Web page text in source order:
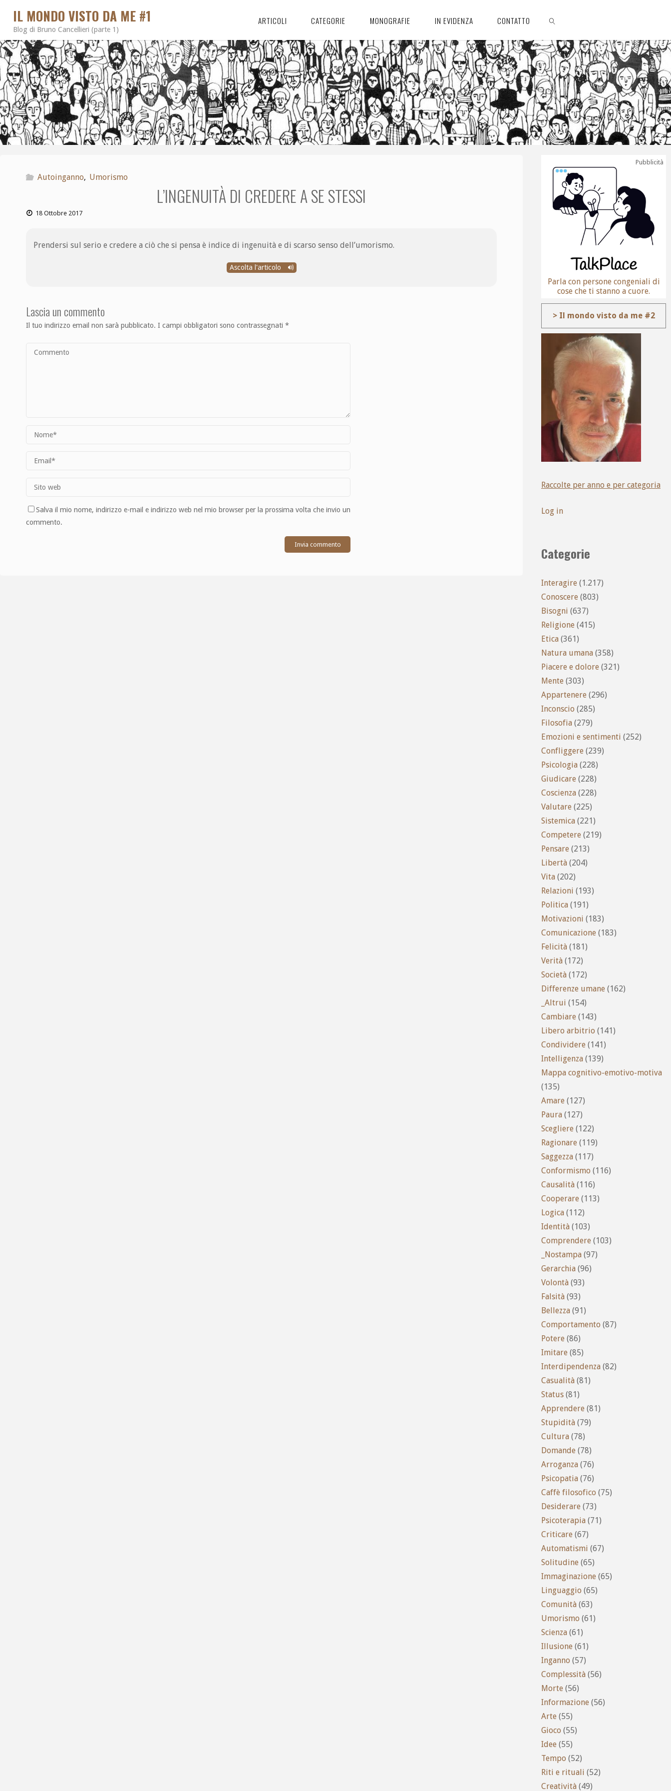
IL MONDO VISTO DA ME #1
Blog di Bruno Cancellieri (parte 1)
ARTICOLI CATEGORIE MONOGRAFIE IN EVIDENZA CONTATTO
CERCA
Autoinganno, Umorismo
L’INGENUITÀ DI CREDERE A SE STESSI
18 Ottobre 2017
Prendersi sul serio e credere a ciò che si pensa è indice di ingenuità e di scarso senso dell’umorismo.
Ascolta l'articolo
Lascia un commento
Il tuo indirizzo email non sarà pubblicato. I campi obbligatori sono contrassegnati*
Salva il mio nome, indirizzo e-mail e indirizzo web nel mio browser per la prossima volta che invio un
commento.
Pubblicità
Parla con persone congeniali di
cose che ti stanno a cuore.
> Il mondo visto da me #2
Raccolte per anno e per categoria
Log in
Categorie
Interagire (1.217)
Conoscere (803)
Bisogni (637)
Religione (415)
Etica (361)
Natura umana (358)
Piacere e dolore (321)
Mente (303)
Appartenere (296)
Inconscio (285)
Filosofia (279)
Emozioni e sentimenti (252)
Confliggere (239)
Psicologia (228)
Giudicare (228)
Coscienza (228)
Valutare (225)
Sistemica (221)
Competere (219)
Pensare (213)
Libertà (204)
Vita (202)
Relazioni (193)
Politica (191)
Motivazioni (183)
Comunicazione (183)
Felicità (181)
Verità (172)
Società (172)
Differenze umane (162)
_Altrui (154)
Cambiare (143)
Libero arbitrio (141)
Condividere (141)
Intelligenza (139)
Mappa cognitivo-emotivo-motiva
(135)
Amare (127)
Paura (127)
Scegliere (122)
Ragionare (119)
Saggezza (117)
Conformismo (116)
Causalità (116)
Cooperare (113)
Logica (112)
Identità (103)
Comprendere (103)
_Nostampa (97)
Gerarchia (96)
Volontà (93)
Falsità (93)
Bellezza (91)
Comportamento (87)
Potere (86)
Imitare (85)
Interdipendenza (82)
Casualità (81)
Status (81)
Apprendere (81)
Stupidità (79)
Cultura (78)
Domande (78)
Arroganza (76)
Psicopatia (76)
Caffè filosofico (75)
Desiderare (73)
Psicoterapia (71)
Criticare (67)
Automatismi (67)
Solitudine (65)
Immaginazione (65)
Linguaggio (65)
Comunità (63)
Umorismo (61)
Scienza (61)
Illusione (61)
Inganno (57)
Complessità (56)
Morte (56)
Informazione (56)
Arte (55)
Gioco (55)
Idee (55)
Tempo (52)
Riti e rituali (52)
Creatività (49)